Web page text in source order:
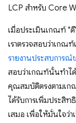
LCP สําหรับ Core
เมื่อประเมินเกณฑ์ "
เราตรวจสอบว่าเกณ
รายงานประสบการ
สอบว่าเกณฑ์นั้นทำไ
คุณสมบัติตรงตามเก
ได้รับการเพิ่มประสิ
เสมอ เพื่อให้มั่นใจว่